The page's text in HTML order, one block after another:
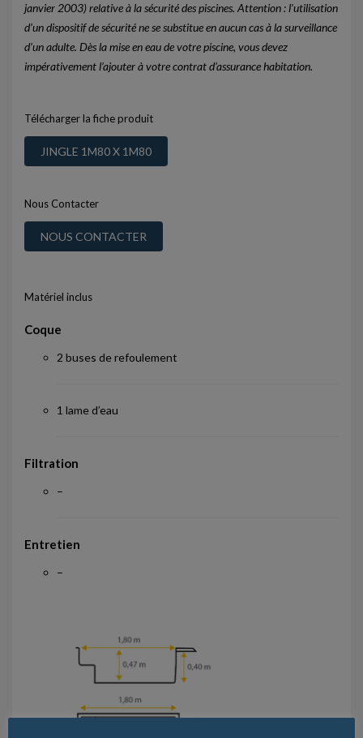
janvier 2003) relative à la sécurité des piscines. Attention : l’utilisation
d’un dispositif de sécurité ne se substitue en aucun cas à la surveillance
d’un adulte. Dès la mise en eau de votre piscine, vous devez
impérativement l’ajouter à votre contrat d’assurance habitation.
Télécharger la fiche produit
JINGLE 1M80 X 1M80
Nous Contacter
NOUS CONTACTER
Matériel inclus
Coque
2 buses de refoulement
1 lame d’eau
Filtration
–
Entretien
–